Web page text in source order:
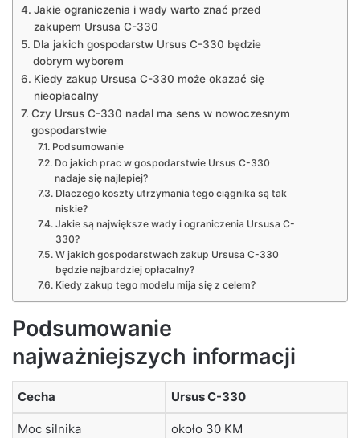
Jakie ograniczenia i wady warto znać przed
zakupem Ursusa C-330
Dla jakich gospodarstw Ursus C-330 będzie
dobrym wyborem
Kiedy zakup Ursusa C-330 może okazać się
nieopłacalny
Czy Ursus C-330 nadal ma sens w nowoczesnym
gospodarstwie
Podsumowanie
Do jakich prac w gospodarstwie Ursus C-330
nadaje się najlepiej?
Dlaczego koszty utrzymania tego ciągnika są tak
niskie?
Jakie są największe wady i ograniczenia Ursusa C-
330?
W jakich gospodarstwach zakup Ursusa C-330
będzie najbardziej opłacalny?
Kiedy zakup tego modelu mija się z celem?
Podsumowanie
najważniejszych informacji
Cecha Ursus C-330
Moc silnika około 30 KM